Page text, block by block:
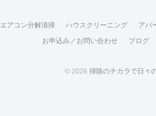
エアコン分解清掃 ハウスクリーニング アパ
お申込み／お問い合わせ
ブログ
© 2026 掃除のチカラで日々